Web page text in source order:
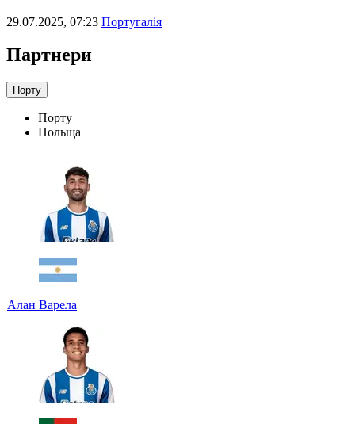
29.07.2025, 07:23 Португалія
Партнери
Порту
Порту
Польща
Алан Варела